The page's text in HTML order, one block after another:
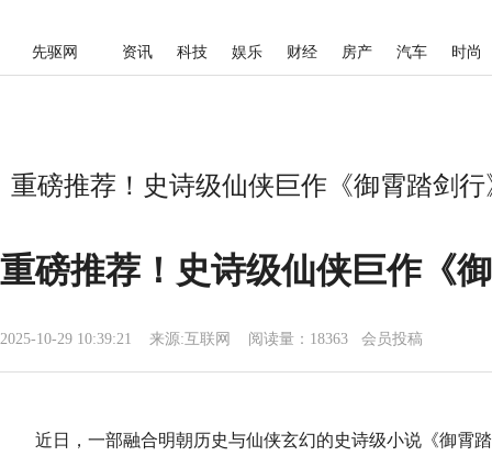
先驱网 资讯 科技 娱乐 财经 房产 汽车 时尚
重磅推荐！史诗级仙侠巨作《御霄踏剑
重磅推荐！史诗级仙侠巨作《
2025-10-29 10:39:21 来源:互联网 阅读量：18363 会员投稿
近日，一部融合明朝历史与仙侠玄幻的史诗级小说《御霄